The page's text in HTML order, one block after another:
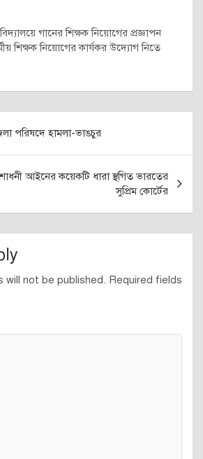
গানের শিক্ষক নিয়োগের প্রজ্ঞাপন
শিক্ষক নিয়োগের কার্যকর উদ্যোগ নিতে
পরিষদে হামলা-ভাঙচুর
আইনের কয়েকটি ধারা স্থগিত ভারতের
সুপ্রিম কোর্টের
will not be published. Required fields